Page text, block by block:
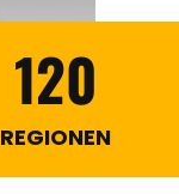
120
REGIONEN